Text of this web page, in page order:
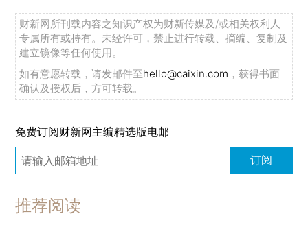
财新网所刊载内容之知识产权为财新传媒及/或相关权利人
专属所有或持有。未经许可，禁止进行转载、摘编、复制及
建立镜像等任何使用。
如有意愿转载，请发邮件至hello@caixin.com ，获得书面
确认及授权后，方可转载。
免费订阅财新网主编精选版电邮
订阅
推荐阅读